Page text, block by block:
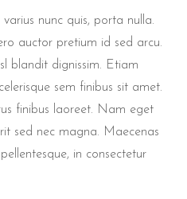
nunc quis, porta nulla.
auctor pretium id sed arcu.
blandit dignissim. Etiam
sem finibus sit amet.
finibus laoreet. Nam eget
sed nec magna. Maecenas
in consectetur